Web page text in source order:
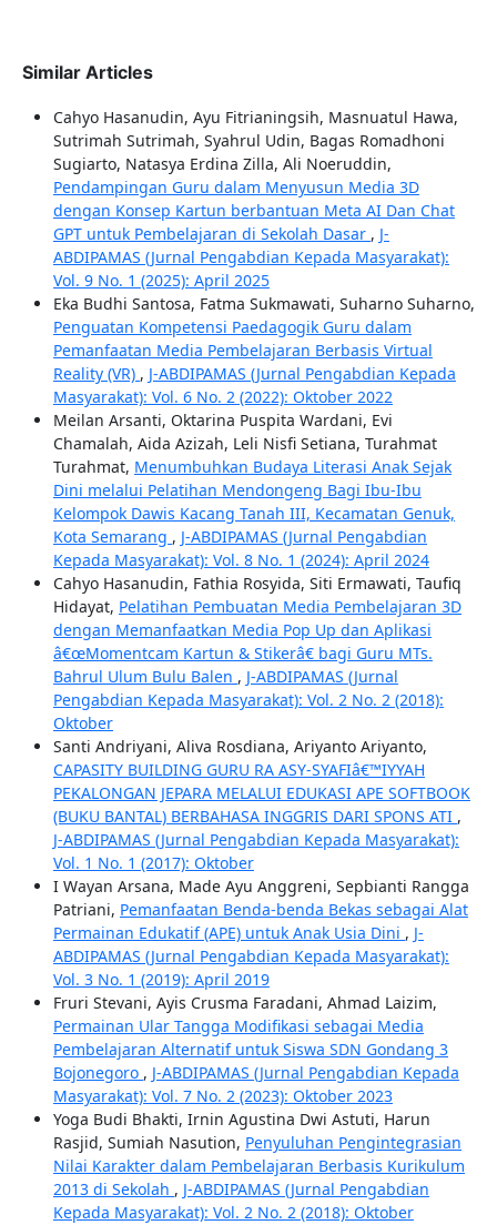
Similar Articles
Cahyo Hasanudin, Ayu Fitrianingsih, Masnuatul Hawa,
Sutrimah Sutrimah, Syahrul Udin, Bagas Romadhoni
Sugiarto, Natasya Erdina Zilla, Ali Noeruddin,
Pendampingan Guru dalam Menyusun Media 3D
dengan Konsep Kartun berbantuan Meta AI Dan Chat
GPT untuk Pembelajaran di Sekolah Dasar , J-
ABDIPAMAS (Jurnal Pengabdian Kepada Masyarakat):
Vol. 9 No. 1 (2025): April 2025
Eka Budhi Santosa, Fatma Sukmawati, Suharno Suharno,
Penguatan Kompetensi Paedagogik Guru dalam
Pemanfaatan Media Pembelajaran Berbasis Virtual
Reality (VR) , J-ABDIPAMAS (Jurnal Pengabdian Kepada
Masyarakat): Vol. 6 No. 2 (2022): Oktober 2022
Meilan Arsanti, Oktarina Puspita Wardani, Evi
Chamalah, Aida Azizah, Leli Nisfi Setiana, Turahmat
Turahmat, Menumbuhkan Budaya Literasi Anak Sejak
Dini melalui Pelatihan Mendongeng Bagi Ibu-Ibu
Kelompok Dawis Kacang Tanah III, Kecamatan Genuk,
Kota Semarang , J-ABDIPAMAS (Jurnal Pengabdian
Kepada Masyarakat): Vol. 8 No. 1 (2024): April 2024
Cahyo Hasanudin, Fathia Rosyida, Siti Ermawati, Taufiq
Hidayat, Pelatihan Pembuatan Media Pembelajaran 3D
dengan Memanfaatkan Media Pop Up dan Aplikasi
â€œMomentcam Kartun & Stikerâ€ bagi Guru MTs.
Bahrul Ulum Bulu Balen , J-ABDIPAMAS (Jurnal
Pengabdian Kepada Masyarakat): Vol. 2 No. 2 (2018):
Oktober
Santi Andriyani, Aliva Rosdiana, Ariyanto Ariyanto,
CAPASITY BUILDING GURU RA ASY-SYAFIâ€™IYYAH
PEKALONGAN JEPARA MELALUI EDUKASI APE SOFTBOOK
(BUKU BANTAL) BERBAHASA INGGRIS DARI SPONS ATI ,
J-ABDIPAMAS (Jurnal Pengabdian Kepada Masyarakat):
Vol. 1 No. 1 (2017): Oktober
I Wayan Arsana, Made Ayu Anggreni, Sepbianti Rangga
Patriani, Pemanfaatan Benda-benda Bekas sebagai Alat
Permainan Edukatif (APE) untuk Anak Usia Dini , J-
ABDIPAMAS (Jurnal Pengabdian Kepada Masyarakat):
Vol. 3 No. 1 (2019): April 2019
Fruri Stevani, Ayis Crusma Faradani, Ahmad Laizim,
Permainan Ular Tangga Modifikasi sebagai Media
Pembelajaran Alternatif untuk Siswa SDN Gondang 3
Bojonegoro , J-ABDIPAMAS (Jurnal Pengabdian Kepada
Masyarakat): Vol. 7 No. 2 (2023): Oktober 2023
Yoga Budi Bhakti, Irnin Agustina Dwi Astuti, Harun
Rasjid, Sumiah Nasution, Penyuluhan Pengintegrasian
Nilai Karakter dalam Pembelajaran Berbasis Kurikulum
2013 di Sekolah , J-ABDIPAMAS (Jurnal Pengabdian
Kepada Masyarakat): Vol. 2 No. 2 (2018): Oktober